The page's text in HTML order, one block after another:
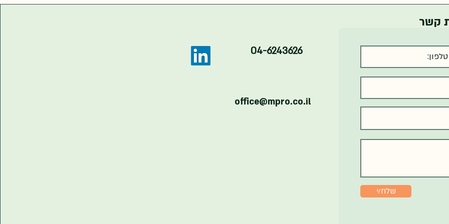
04-6243626
office@mpro.co.il
שלח/י
קשר